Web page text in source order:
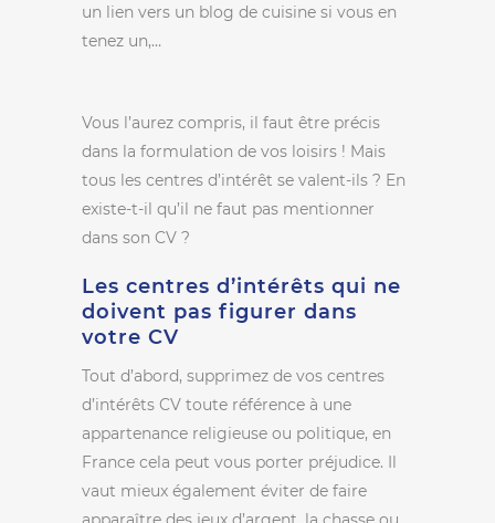
un lien vers un blog de cuisine si vous en
tenez un,…
Vous l’aurez compris, il faut être précis
dans la formulation de vos loisirs ! Mais
tous les centres d’intérêt se valent-ils ? En
existe-t-il qu’il ne faut pas mentionner
dans son CV ?
Les centres d’intérêts qui ne
doivent pas figurer dans
votre CV
Tout d’abord, supprimez de vos centres
d’intérêts CV toute référence à une
appartenance religieuse ou politique, en
France cela peut vous porter préjudice. Il
vaut mieux également éviter de faire